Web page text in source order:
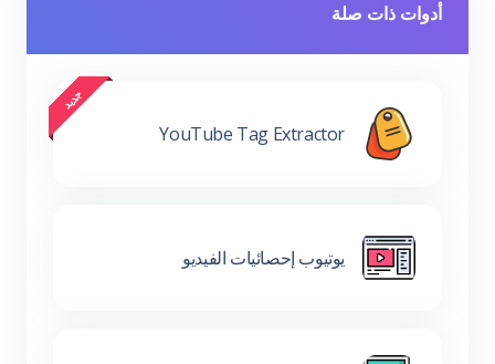
أدوات ذات صلة
YouTube Tag Extractor
يوتيوب إحصائيات الفيديو